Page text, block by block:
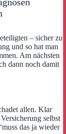
– sicher zu
und so hat man
Am nächsten
dann noch damit
allen. Klar
selbst
das ja wieder